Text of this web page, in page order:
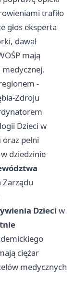
trafiło
głos eksperta
dawał
mają
-
Zdroju
Dzieci w
oraz pełni
dziedzinie
Zarządu
Dzieci w
ciężar
medycznych